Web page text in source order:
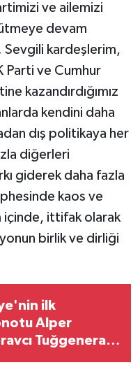
ve ailemizi
devam
kardeşlerim,
Parti ve Cumhur
kazandırdığımız
kendini daha
dış politikaya her
diğerleri
giderek daha fazla
kaos ve
içinde, ittifak olarak
birlik ve dirliği
ilk
Alper
Tuğgeneral